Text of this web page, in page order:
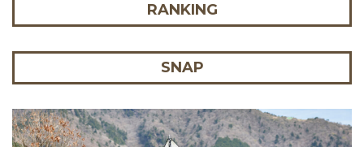
RANKING
SNAP